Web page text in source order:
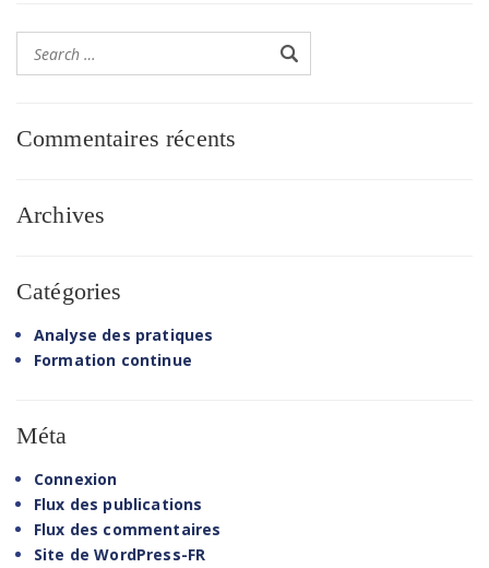
Commentaires récents
Archives
Catégories
Analyse des pratiques
Formation continue
Méta
Connexion
Flux des publications
Flux des commentaires
Site de WordPress-FR